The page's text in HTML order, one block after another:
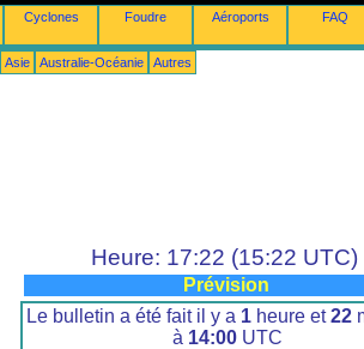
Cyclones Foudre Aéroports FAQ
Asie Australie-Océanie Autres
Heure: 17:22 (15:22 UTC)
Prévision
Le bulletin a été fait il y a 1 heure et22
à 14:00 UTC